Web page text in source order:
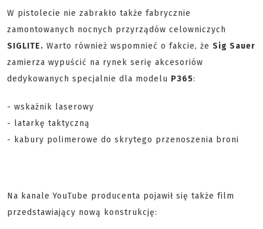
W pistolecie nie zabrakło także fabrycznie
zamontowanych nocnych przyrządów celowniczych
SIGLITE. Warto również wspomnieć o fakcie, że Sig Sauer
zamierza wypuścić na rynek serię akcesoriów
dedykowanych specjalnie dla modelu P365:
- wskaźnik laserowy
- latarkę taktyczną
- kabury polimerowe do skrytego przenoszenia broni
Na kanale YouTube producenta pojawił się także film
przedstawiający nową konstrukcję: